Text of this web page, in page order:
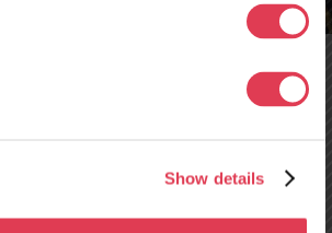
Show details
in
Frankreich –
10. August